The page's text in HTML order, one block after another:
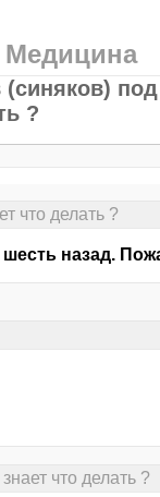
?
что делать ?
назад.
что делать ?